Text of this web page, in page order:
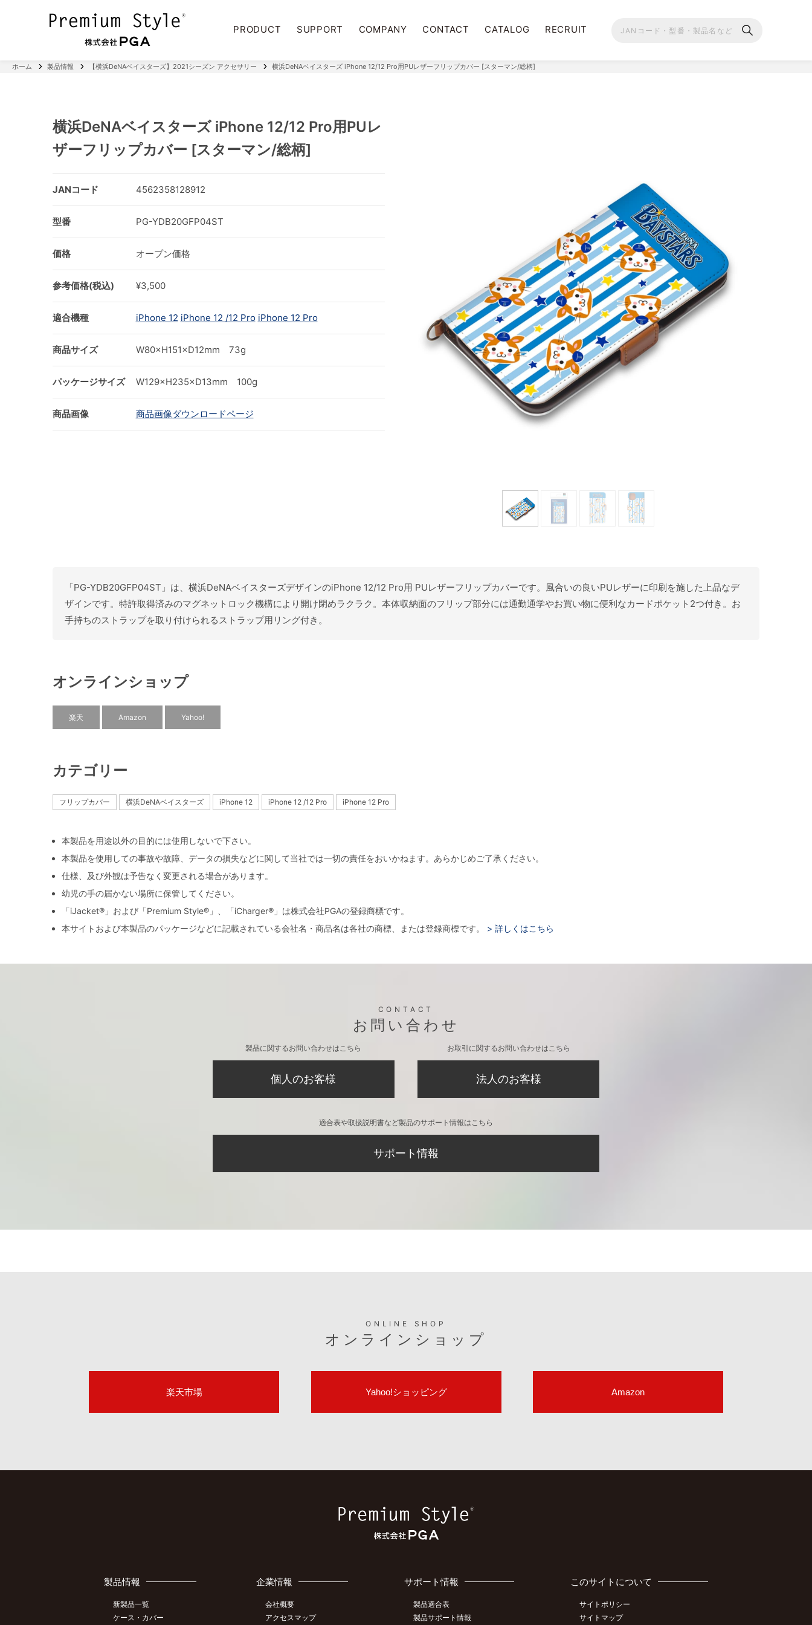
PRODUCT SUPPORT COMPANY CONTACT CATALOG RECRUIT
ホーム 製品情報 【横浜DeNAベイスターズ】2021シーズン アクセサリー 横浜DeNAベイスターズ iPhone 12/12 Pro用PUレザーフリップカバー [スターマン/総柄]
横浜DeNAベイスターズ iPhone 12/12 Pro用PUレ
ザーフリップカバー [スターマン/総柄]
JANコード 4562358128912
型番 PG-YDB20GFP04ST
価格 オープン価格
参考価格(税込) ¥3,500
適合機種 iPhone 12 iPhone 12 /12 Pro iPhone 12 Pro
商品サイズ W80×H151×D12mm 73g
パッケージサイズ W129×H235×D13mm 100g
商品画像 商品画像ダウンロードページ
「PG-YDB20GFP04ST」は、横浜DeNAベイスターズデザインのiPhone 12/12 Pro用 PUレザーフリップカバーです。風合いの良いPUレザーに印刷を施した上品なデ
ザインです。特許取得済みのマグネットロック機構により開け閉めラクラク。本体収納面のフリップ部分には通勤通学やお買い物に便利なカードポケット2つ付き。お
手持ちのストラップを取り付けられるストラップ用リング付き。
オンラインショップ
楽天 Amazon Yahoo!
カテゴリー
フリップカバー 横浜DeNAベイスターズ iPhone 12 iPhone 12 /12 Pro iPhone 12 Pro
本製品を用途以外の目的には使用しないで下さい。
本製品を使用しての事故や故障、データの損失などに関して当社では一切の責任をおいかねます。あらかじめご了承ください。
仕様、及び外観は予告なく変更される場合があります。
幼児の手の届かない場所に保管してください。
「iJacket®」および「Premium Style®」、「iCharger®」は株式会社PGAの登録商標です。
本サイトおよび本製品のパッケージなどに記載されている会社名・商品名は各社の商標、または登録商標です。
> 詳しくはこちら
CONTACT
お問い合わせ
製品に関するお問い合わせはこちら
個人のお客様
お取引に関するお問い合わせはこちら
法人のお客様
適合表や取扱説明書など製品のサポート情報はこちら
サポート情報
ONLINE SHOP
オンラインショップ
楽天市場 Yahoo!ショッピング Amazon
製品情報
新製品一覧
ケース・カバー
企業情報
会社概要
アクセスマップ
サポート情報
製品適合表
製品サポート情報
このサイトについて
サイトポリシー
サイトマップ